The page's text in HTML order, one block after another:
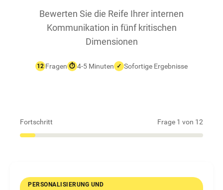
Bewerten Sie die Reife Ihrer internen
Kommunikation in fünf kritischen
Dimensionen
12 Fragen ⏱ 4-5 Minuten ✓ Sofortige Ergebnisse
Fortschritt Frage 1 von 12
PERSONALISIERUNG UND